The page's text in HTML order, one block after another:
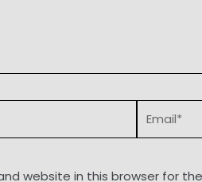
website in this browser for